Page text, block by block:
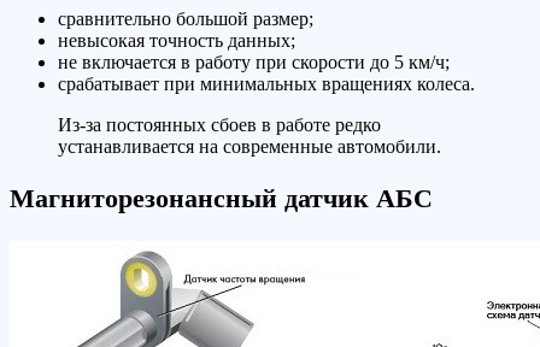
сравнительно большой размер;
невысокая точность данных;
не включается в работу при скорости до 5 км/ч;
срабатывает при минимальных вращениях колеса.
Из-за постоянных сбоев в работе редко
устанавливается на современные автомобили.
Магниторезонансный датчик АБС